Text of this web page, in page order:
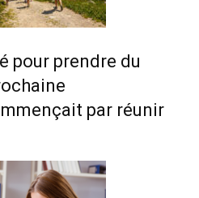
pour prendre du
par réunir